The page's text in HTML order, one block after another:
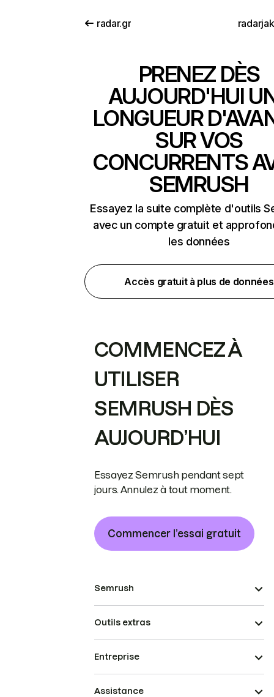
radar.gr
PRENEZ DÈS
AUJOURD'HUI
LONGUEUR
SUR VOS
CONCURRENTS
SEMRUSH
Essayez la suite complète d'outils
avec un compte gratuit et
les données
Accès gratuit à plus de données
COMMENCEZ À
UTILISER
SEMRUSH DÈS
AUJOURD’HUI
Essayez Semrush pendant sept
jours. Annulez à tout moment.
Commencer l’essai gratuit
Semrush
Outils extras
Entreprise
Assistance